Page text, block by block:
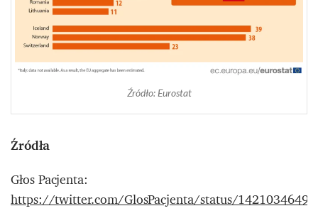
Źródło: Eurostat
Źródła
Głos Pacjenta:
https://twitter.com/GlosPacjenta/status/